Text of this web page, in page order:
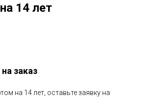
14 лет
заказ
на 14 лет, оставьте заявку на